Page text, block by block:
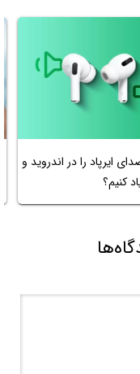
ایرپاد را در اندروید و
کنیم؟